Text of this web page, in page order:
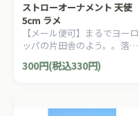
ストローオーナメント 天使
5cm ラメ
【メール便可】まるでヨーロ
ッパの片田舎のよう。。落ち
着いた雰囲気のクリスマスを
演出する、ヨーロピアン・カ
ナメントです。
300円(税込330円)